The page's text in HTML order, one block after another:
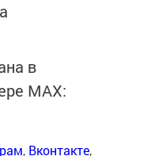
в
MАХ:
, Вконтакте,